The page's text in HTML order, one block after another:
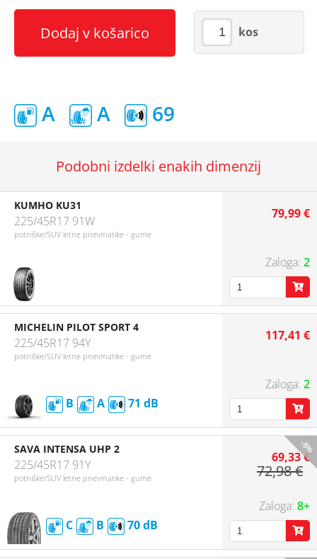
Dodaj v košarico kos
A A 69
Podobni izdelki enakih dimenzij
KUMHO KU31
225/45R17 91W
potniške/SUV letne pnevmatike - gume
79,99 €
2
MICHELIN PILOT SPORT 4
225/45R17 94Y
potniške/SUV letne pnevmatike - gume
B A 71
117,41 €
2
-5%
SAVA INTENSA UHP 2
225/45R17 91Y
potniške/SUV letne pnevmatike - gume
C B 70
69,33 €
72,98 €
8+